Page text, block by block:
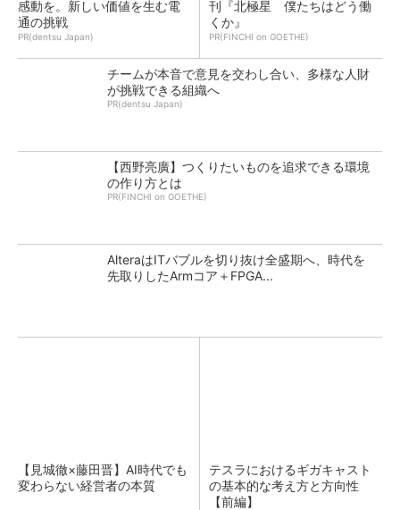
感動を。新しい価値を生む電
通の挑戦
PR(dentsu Japan)
刊『北極星 僕たちはどう働
くか』
PR(FINCHI on GOETHE)
チームが本音で意見を交わし合い、多様な人財
が挑戦できる組織へ
PR(dentsu Japan)
【西野亮廣】つくりたいものを追求できる環境
の作り方とは
PR(FINCHI on GOETHE)
AlteraはITバブルを切り抜け全盛期へ、時代を
先取りしたArmコア＋FPGA...
【見城徹×藤田晋】AI時代でも
変わらない経営者の本質
テスラにおけるギガキャスト
の基本的な考え方と方向性
【前編】